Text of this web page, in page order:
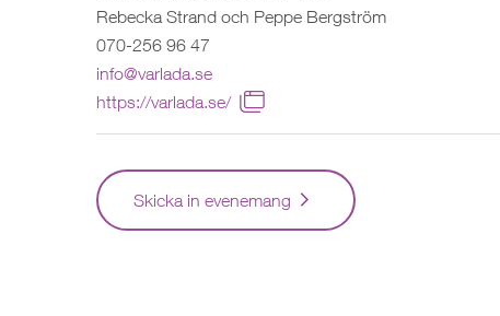
Rebecka Strand och Peppe Bergström
070-256 96 47
info@varlada.se
https://varlada.se/
Skicka in evenemang